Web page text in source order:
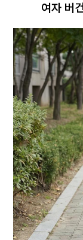
여자 버